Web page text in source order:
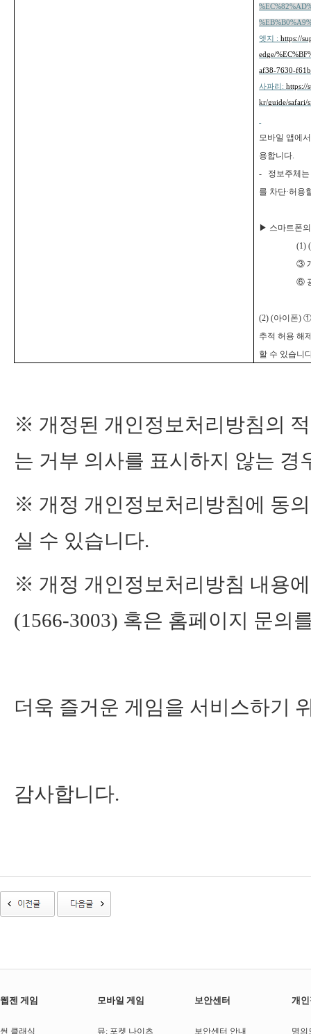
엣지 :https://
edge/
af38-7630-
사파리:https://
kr/guide/safari/
모바일 앱에
용합니다.
- 정보주체
를 차단·허용
▶ 스마트폰
(1) (
③
⑥
(2) (아이폰)
추적 허용 해
할 수 있습니
※ 개정된 개인정보처리방침의
는 거부 의사를 표시하지 않는
※ 개정 개인정보처리방침에 동
실 수 있습니다.
※ 개정 개인정보처리방침 내용
(1566-3003) 혹은 홈페이지 문의
더욱 즐거운 게임을 서비스하기
감사합니다.
웹젠 게임
썬 클래식
모바일 게임
뮤: 포켓 나이츠
보안센터
보안센터 안내
개
명의